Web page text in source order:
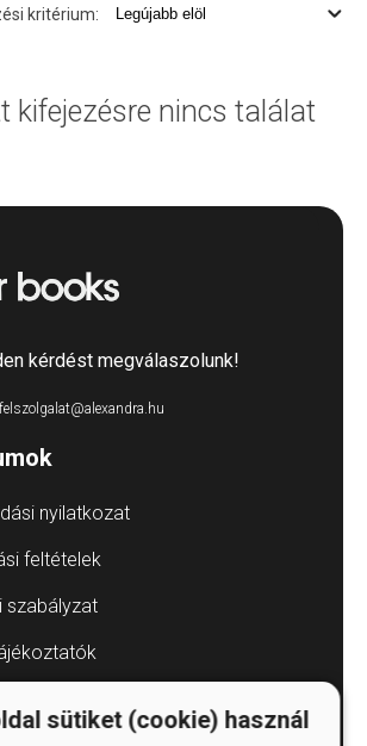
kritérium:
kifejezésre nincs találat
kérdést megválaszolunk!
nyilatkozat
feltételek
szabályzat
sütiket (cookie) használ